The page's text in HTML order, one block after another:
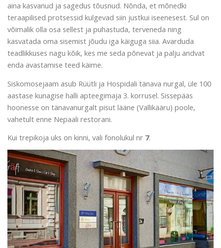
aina kasvanud ja sagedus tõusnud. Nõnda, et mõnedki
teraapilised protsessid kulgevad siin justkui iseenesest. Sul on
võimalik olla osa sellest ja puhastuda, terveneda ning
kasvatada oma sisemist jõudu iga käiguga siia. Avarduda
teadlikkuses nagu kõik, kes me seda põnevat ja palju andvat
enda avastamise teed käime.
Siskomosejaam asub Rüütli ja Hospidali tänava nurgal, üle 100
aastase kunagise halli apteegimaja 3. korrusel. Sissepääs
hoonesse on tänavanurgalt pisut lääne (Vallikääru) poole,
vahetult enne Nepaali restorani.
Kui trepikoja uks on kinni, vali fonolukul nr 7.